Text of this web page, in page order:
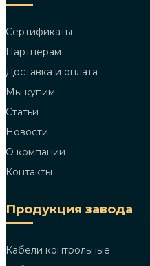
Сертификаты
Партнерам
Доставка и оплата
Мы купим
Статьи
Новости
О компании
Контакты
Продукция завода
Кабели контрольные